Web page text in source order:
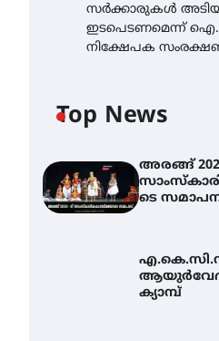
സർക്കാരുകൾ
ഇടപെടണമെന്ന്
നിക്ഷേപക
Top News
അരങ്ങ്
ടെ
ആയുർവേദ
ക്യാമ്പ്